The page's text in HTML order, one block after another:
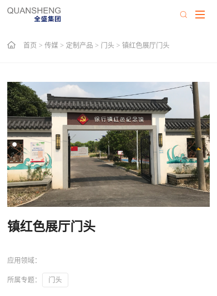
首页 > 传媒 > 定制产品 > 门头 > 镇红色展厅门头
镇红色展厅门头
应用领域：
所属专题： 门头